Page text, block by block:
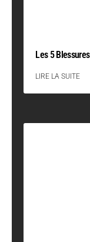
Les 5
LIRE LA SUITE